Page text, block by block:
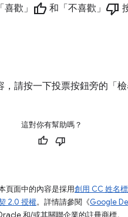
歡」 thumb_up 和「不喜歡」 thumb_down
請按一下投票按鈕旁的「檢
這對你有幫助嗎？
頁面中的內容是採用創用 CC 姓名
2.0 授權。詳情請參閱《Google